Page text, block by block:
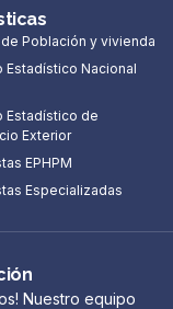
Población y vivienda
Estadístico Nacional
Estadístico de
Exterior
EPHPM
Especializadas
Nuestro equipo